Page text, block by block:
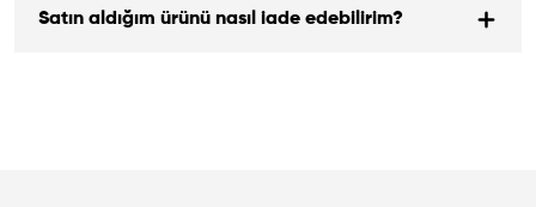
Satın aldığım ürünü nasıl iade edebilirim?